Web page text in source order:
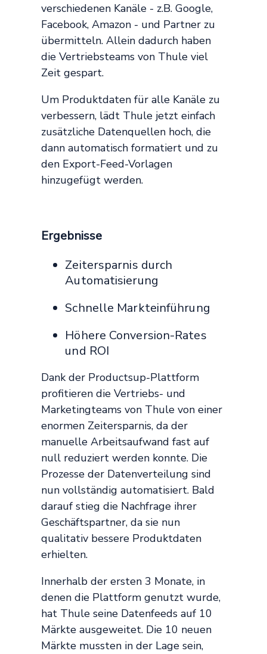
verschiedenen Kanäle - z.B. Google,
Facebook, Amazon - und Partner zu
übermitteln. Allein dadurch haben
die Vertriebsteams von Thule viel
Zeit gespart.
Um Produktdaten für alle Kanäle zu
verbessern, lädt Thule jetzt einfach
zusätzliche Datenquellen hoch, die
dann automatisch formatiert und zu
den Export-Feed-Vorlagen
hinzugefügt werden.
Ergebnisse
Zeitersparnis durch
Automatisierung
Schnelle Markteinführung
Höhere Conversion-Rates
und ROI
Dank der Productsup-Plattform
profitieren die Vertriebs- und
Marketingteams von Thule von einer
enormen Zeitersparnis, da der
manuelle Arbeitsaufwand fast auf
null reduziert werden konnte. Die
Prozesse der Datenverteilung sind
nun vollständig automatisiert. Bald
darauf stieg die Nachfrage ihrer
Geschäftspartner, da sie nun
qualitativ bessere Produktdaten
erhielten.
Innerhalb der ersten 3 Monate, in
denen die Plattform genutzt wurde,
hat Thule seine Datenfeeds auf 10
Märkte ausgeweitet. Die 10 neuen
Märkte mussten in der Lage sein,